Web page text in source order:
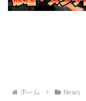
ホーム News